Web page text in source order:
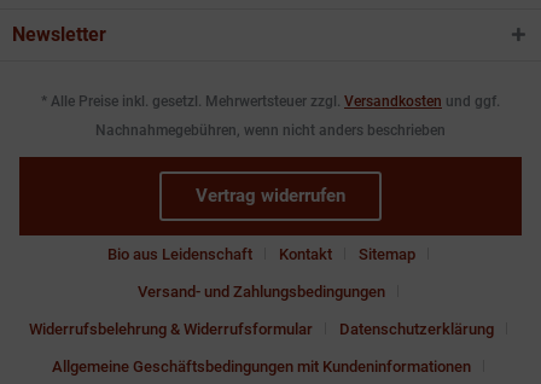
Newsletter
* Alle Preise inkl. gesetzl. Mehrwertsteuer zzgl. Versandkosten und ggf.
Nachnahmegebühren, wenn nicht anders beschrieben
Vertrag widerrufen
Bio aus Leidenschaft Kontakt Sitemap
Versand- und Zahlungsbedingungen
Widerrufsbelehrung & Widerrufsformular Datenschutzerklärung
Allgemeine Geschäftsbedingungen mit Kundeninformationen